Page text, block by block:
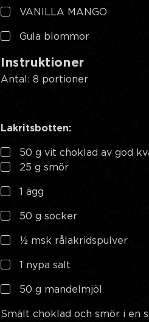
VANILLA MANGO
Gula blommor
Instruktioner
Antal: 8 portioner
Lakritsbotten:
50 g vit choklad av god
25 g smör
1 ägg
50 g socker
½ msk rålakridspulver
1 nypa salt
50 g mandelmjöl
Smält choklad och smör i en